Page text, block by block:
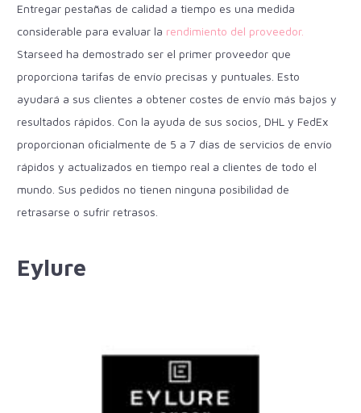
Entregar pestañas de calidad a tiempo es una medida
considerable para evaluar la rendimiento del proveedor.
Starseed ha demostrado ser el primer proveedor que
proporciona tarifas de envío precisas y puntuales. Esto
ayudará a sus clientes a obtener costes de envío más bajos y
resultados rápidos. Con la ayuda de sus socios, DHL y FedEx
proporcionan oficialmente de 5 a 7 días de servicios de envío
rápidos y actualizados en tiempo real a clientes de todo el
mundo. Sus pedidos no tienen ninguna posibilidad de
retrasarse o sufrir retrasos.
Eylure